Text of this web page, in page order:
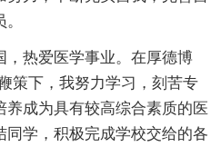
热爱医学事业。在厚德博
策下，我努力学习，刻苦专
成为具有较高综合素质的医
学，积极完成学校交给的各